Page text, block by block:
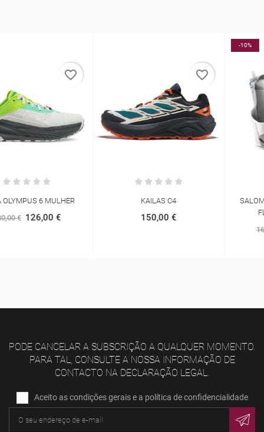
KAILAS C4
150,00 €
SALOMON ADV SKIN 12 WITH
FLASKS INCLUDED
PODE CANCELAR A SUBSCRIÇÃO A QUALQUER MOMENTO.
PARA TAL, CONSULTE A NOSSA INFORMAÇÃO DE
CONTACTO NA DECLARAÇÃO LEGAL.
Aceito as condições gerais e a política de confidencialidade